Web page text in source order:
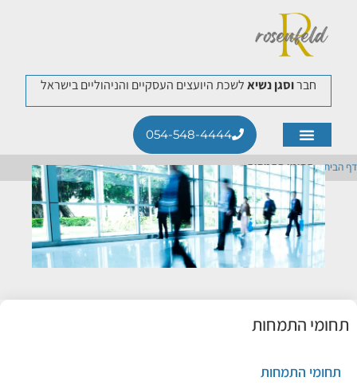
חברוסגן נשיאלשכת היועצים העסקיים והניהוליים בישראל
054-548-4444
דף הבית»תחומי התמחות
תחומי התמחות
תחומי התמחות